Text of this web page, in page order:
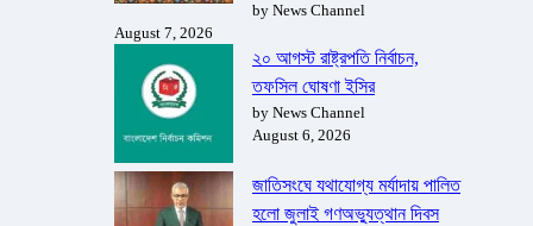
by News Channel
August 7, 2026
২০ আগস্ট রাষ্ট্রপতি নির্বাচন,
তফসিল ঘোষণা ইসির
by News Channel
August 6, 2026
জাতিসংঘে যথাযোগ্য মর্যাদায় পালিত
হলো জুলাই গণঅভ্যুত্থান দিবস